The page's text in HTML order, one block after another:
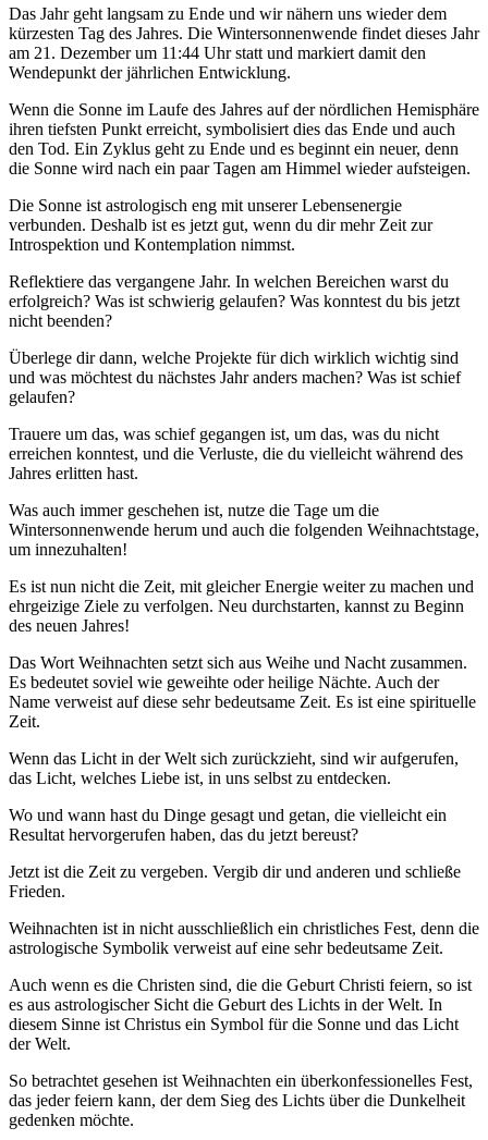
Das Jahr geht langsam zu Ende und wir nähern uns wieder dem
kürzesten Tag des Jahres. Die Wintersonnenwende findet dieses Jahr
am 21. Dezember um 11:44 Uhr statt und markiert damit den
Wendepunkt der jährlichen Entwicklung.
Wenn die Sonne im Laufe des Jahres auf der nördlichen Hemisphäre
ihren tiefsten Punkt erreicht, symbolisiert dies das Ende und auch
den Tod. Ein Zyklus geht zu Ende und es beginnt ein neuer, denn
die Sonne wird nach ein paar Tagen am Himmel wieder aufsteigen.
Die Sonne ist astrologisch eng mit unserer Lebensenergie
verbunden. Deshalb ist es jetzt gut, wenn du dir mehr Zeit zur
Introspektion und Kontemplation nimmst.
Reflektiere das vergangene Jahr. In welchen Bereichen warst du
erfolgreich? Was ist schwierig gelaufen? Was konntest du bis jetzt
nicht beenden?
Überlege dir dann, welche Projekte für dich wirklich wichtig sind
und was möchtest du nächstes Jahr anders machen? Was ist schief
gelaufen?
Trauere um das, was schief gegangen ist, um das, was du nicht
erreichen konntest, und die Verluste, die du vielleicht während des
Jahres erlitten hast.
Was auch immer geschehen ist, nutze die Tage um die
Wintersonnenwende herum und auch die folgenden Weihnachtstage,
um innezuhalten!
Es ist nun nicht die Zeit, mit gleicher Energie weiter zu machen und
ehrgeizige Ziele zu verfolgen. Neu durchstarten, kannst zu Beginn
des neuen Jahres!
Das Wort Weihnachten setzt sich aus Weihe und Nacht zusammen.
Es bedeutet soviel wie geweihte oder heilige Nächte. Auch der
Name verweist auf diese sehr bedeutsame Zeit. Es ist eine spirituelle
Zeit.
Wenn das Licht in der Welt sich zurückzieht, sind wir aufgerufen,
das Licht, welches Liebe ist, in uns selbst zu entdecken.
Wo und wann hast du Dinge gesagt und getan, die vielleicht ein
Resultat hervorgerufen haben, das du jetzt bereust?
Jetzt ist die Zeit zu vergeben. Vergib dir und anderen und schließe
Frieden.
Weihnachten ist in nicht ausschließlich ein christliches Fest, denn die
astrologische Symbolik verweist auf eine sehr bedeutsame Zeit.
Auch wenn es die Christen sind, die die Geburt Christi feiern, so ist
es aus astrologischer Sicht die Geburt des Lichts in der Welt. In
diesem Sinne ist Christus ein Symbol für die Sonne und das Licht
der Welt.
So betrachtet gesehen ist Weihnachten ein überkonfessionelles Fest,
das jeder feiern kann, der dem Sieg des Lichts über die Dunkelheit
gedenken möchte.